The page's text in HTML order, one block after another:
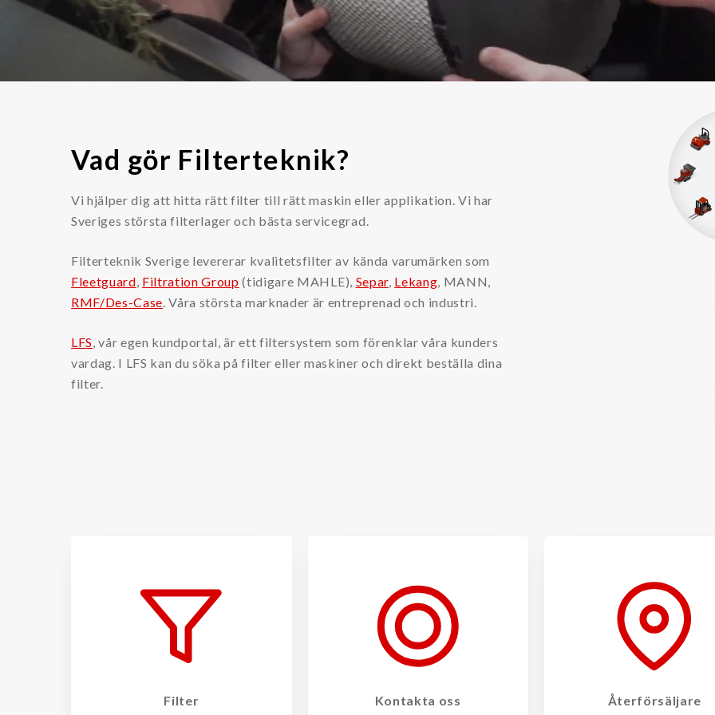
Kemikalier
Kylvätska (glykol)
Partikelräknare
Övrigt
Dieselmotorfiltrering
Kataloger & Broschyrer
LFS
Säkerhetsdatablad
RMF/Des-Case Filter
Safematic filter
Separ filter
Vad gör Filterteknik?
Vi hjälper dig att hitta rätt filter till rätt maskin eller applikation. Vi har
Sveriges största filterlager och bästa servicegrad.
Filterteknik Sverige levererar kvalitetsfilter av kända varumärken som
Fleetguard, Filtration Group (tidigare MAHLE), Separ, Lekang, MANN,
RMF/Des-Case. Våra största marknader är entreprenad och industri.
LFS, vår egen kundportal, är ett filtersystem som förenklar våra kunders
vardag. I LFS kan du söka på filter eller maskiner och direkt beställa dina
filter.
Filter Kontakta oss Återförsäljare